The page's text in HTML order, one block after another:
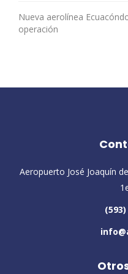
Nueva aerolínea
operación
Aeropuerto José Joaquín